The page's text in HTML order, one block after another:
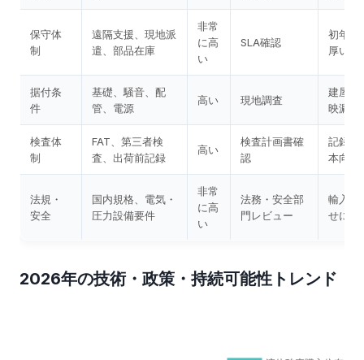
保守体
制
遠隔支援、現地派
遣、部品在庫
非常
に高
い
SLA確認
初年度
厚いケ
据付条
件
基礎、騒音、配
管、電源
高い 現地調査
建屋制
映漏れ
検査体
制
FAT、第三者検
査、出荷前記録
高い
検査計画書確
認
記録様
本向け
法規・
安全
国内規格、電気・
圧力設備要件
非常
に高
い
法務・安全部
門レビュー
輸入後
せにな
2026年の技術・政策・持続可能性トレンド